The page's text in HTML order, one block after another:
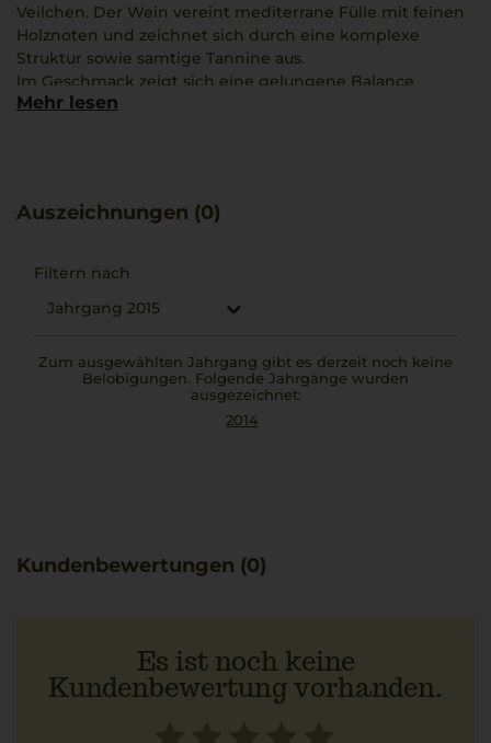
Veilchen. Der Wein vereint mediterrane Fülle mit feinen
Holznoten und zeichnet sich durch eine komplexe
Struktur sowie samtige Tannine aus.
Im Geschmack zeigt sich eine gelungene Balance
zwischen Frucht und floralen Nuancen, die die
al Taleggio besonders gut, da es die aromatische Tiefe
Mehr lesen
Auszeichnungen (0)
Filtern nach
Jahrgang 2015
Zum ausgewählten Jahrgang gibt es derzeit noch keine
Belobigungen. Folgende Jahrgänge wurden
ausgezeichnet:
2014
Kundenbewertungen (0)
Es ist noch keine
Kundenbewertung vorhanden.